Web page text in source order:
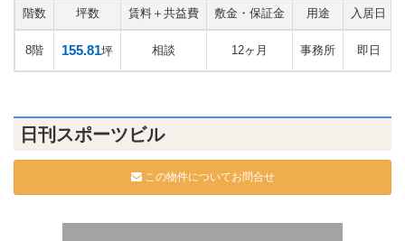
階数 坪数 賃料＋共益費 敷金・保証金 用途 入居日
8階 155.81坪 相談 12ヶ月 事務所 即日
日刊スポーツビル
この物件についてお問合せ